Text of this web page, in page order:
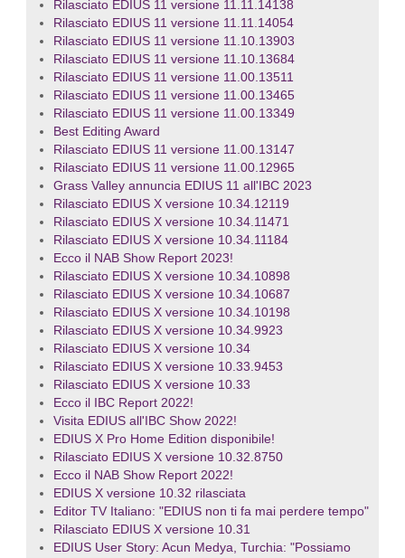
Rilasciato EDIUS 11 versione 11.11.14138
Rilasciato EDIUS 11 versione 11.11.14054
Rilasciato EDIUS 11 versione 11.10.13903
Rilasciato EDIUS 11 versione 11.10.13684
Rilasciato EDIUS 11 versione 11.00.13511
Rilasciato EDIUS 11 versione 11.00.13465
Rilasciato EDIUS 11 versione 11.00.13349
Best Editing Award
Rilasciato EDIUS 11 versione 11.00.13147
Rilasciato EDIUS 11 versione 11.00.12965
Grass Valley annuncia EDIUS 11 all'IBC 2023
Rilasciato EDIUS X versione 10.34.12119
Rilasciato EDIUS X versione 10.34.11471
Rilasciato EDIUS X versione 10.34.11184
Ecco il NAB Show Report 2023!
Rilasciato EDIUS X versione 10.34.10898
Rilasciato EDIUS X versione 10.34.10687
Rilasciato EDIUS X versione 10.34.10198
Rilasciato EDIUS X versione 10.34.9923
Rilasciato EDIUS X versione 10.34
Rilasciato EDIUS X versione 10.33.9453
Rilasciato EDIUS X versione 10.33
Ecco il IBC Report 2022!
Visita EDIUS all'IBC Show 2022!
EDIUS X Pro Home Edition disponibile!
Rilasciato EDIUS X versione 10.32.8750
Ecco il NAB Show Report 2022!
EDIUS X versione 10.32 rilasciata
Editor TV Italiano: "EDIUS non ti fa mai perdere tempo"
Rilasciato EDIUS X versione 10.31
EDIUS User Story: Acun Medya, Turchia: "Possiamo